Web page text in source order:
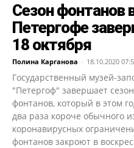
Сезон фонтанов
Петергофе
18 октября
Полина Карганова - 18.10.2020
Государственный музей-
"Петергоф" завершает
фонтанов, который в этом
два раза короче обычного
коронавирусных
фонтанов закроют в